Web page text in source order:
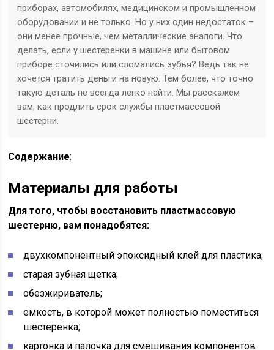
приборах, автомобилях, медицинском и промышленном
оборудовании и не только. Но у них один недостаток –
они менее прочные, чем металлические аналоги. Что
делать, если у шестеренки в машине или бытовом
приборе сточились или сломались зубья? Ведь так не
хочется тратить деньги на новую. Тем более, что точно
такую деталь не всегда легко найти. Мы расскажем
вам, как продлить срок службы пластмассовой
шестерни.
Содержание:
Материалы для работы
Для того, чтобы восстановить пластмассовую
шестерню, вам понадобятся:
двухкомпонентный эпоксидный клей для пластика;
старая зубная щетка;
обезжириватель;
емкость, в которой может полностью поместиться
шестеренка;
картонка и палочка для смешивания компонентов